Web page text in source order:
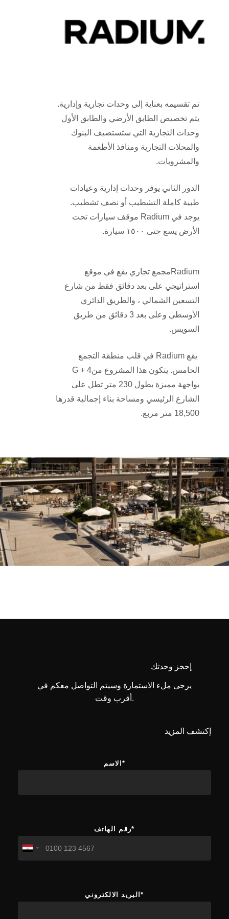
تم تقسيمه بعناية إلى وحدات تجارية وإدارية.
يتم تخصيص الطابق الأرضي والطابق الأول
وحدات التجارية التي ستستضيف البنوك
والمحلات التجارية ومنافذ الأطعمة
والمشروبات.
الدور الثاني يوفر وحدات إدارية وعيادات
طبية كاملة التشطيب أو نصف تشطيب.
يوجد فيRadium موقف سيارات تحت
الأرض يسع حتى ١٥٠٠ سيارة
.
Radiumمجمع تجاري يقع في موقع
استراتيجي على بعد دقائق فقط من شارع
التسعين الشمالي ، والطريق الدائري
الأوسطي وعلى بعد 3 دقائق من طريق
السويس.
يقعRadium في قلب منطقة التجمع
الخامس. يتكون هذا المشروع منG + 4
بواجهة مميزة بطول 230 متر
تطل على
الشارع الرئيسي ومساحة بناء إجمالية قدرها
18,500 متر مربع.
إحجز وحدتك
يرجى ملء الاستمارة وسيتم التواصل معكم في
أقرب وقت.
إكتشف المزيد
الاسم*
رقم الهاتف*
البريد الالكتروني*